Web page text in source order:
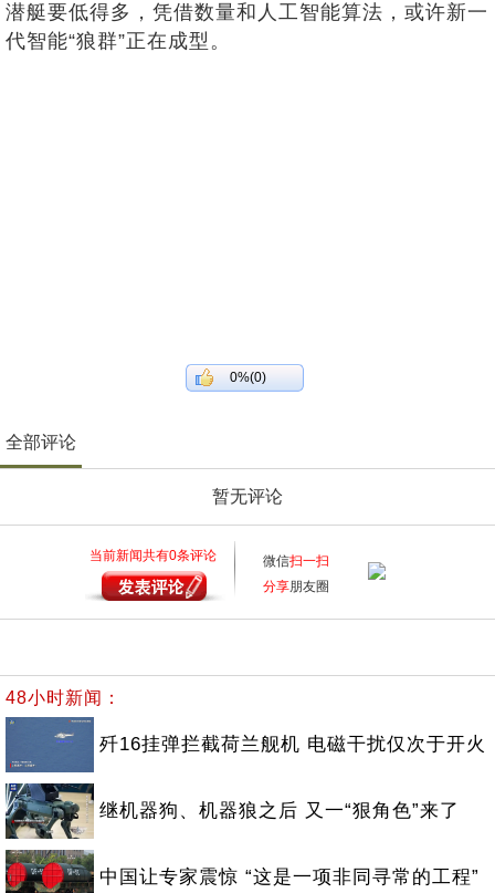
潜艇要低得多，凭借数量和人工智能算法，或许新一
代智能“狼群”正在成型。
0%(0)
全部评论
暂无评论
当前新闻共有0条评论 微信扫一扫
分享朋友圈
48小时新闻：
歼16挂弹拦截荷兰舰机 电磁干扰仅次于开火
继机器狗、机器狼之后 又一“狠角色”来了
中国让专家震惊 “这是一项非同寻常的工程”